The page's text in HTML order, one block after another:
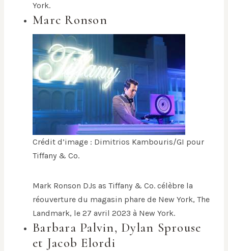
York.
Marc Ronson
Crédit d’image : Dimitrios Kambouris/GI pour
Tiffany & Co.
Mark Ronson DJs as Tiffany & Co. célèbre la
réouverture du magasin phare de New York, The
Landmark, le 27 avril 2023 à New York.
Barbara Palvin, Dylan Sprouse
et Jacob Elordi